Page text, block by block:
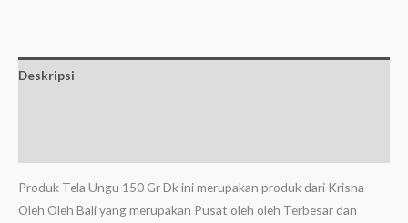
Deskripsi
Produk Tela Ungu 150 Gr Dk ini merupakan produk dari Krisna
Oleh Oleh Bali yang merupakan Pusat oleh oleh Terbesar dan